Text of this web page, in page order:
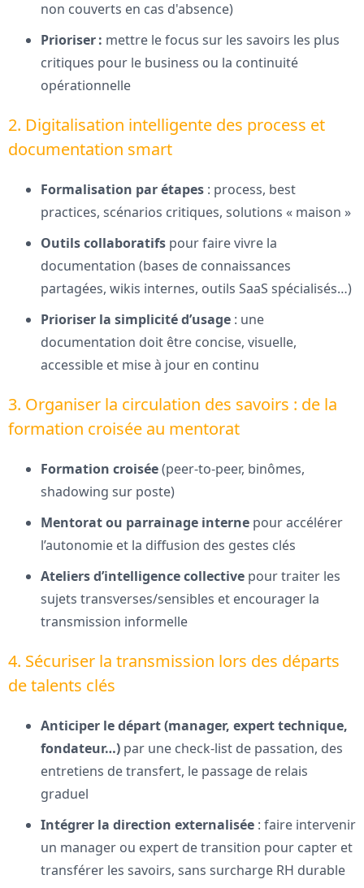
non couverts en cas d'absence)
Prioriser : mettre le focus sur les savoirs les plus
critiques pour le business ou la continuité
opérationnelle
2. Digitalisation intelligente des process et
documentation smart
Formalisation par étapes : process, best
practices, scénarios critiques, solutions « maison »
Outils collaboratifs pour faire vivre la
documentation (bases de connaissances
partagées, wikis internes, outils SaaS spécialisés…)
Prioriser la simplicité d’usage : une
documentation doit être concise, visuelle,
accessible et mise à jour en continu
3. Organiser la circulation des savoirs : de la
formation croisée au mentorat
Formation croisée(peer-to-peer, binômes,
shadowing sur poste)
Mentorat ou parrainage interne pour accélérer
l’autonomie et la diffusion des gestes clés
Ateliers d’intelligence collective pour traiter les
sujets transverses/sensibles et encourager la
transmission informelle
4. Sécuriser la transmission lors des départs
de talents clés
Anticiper le départ (manager, expert technique,
fondateur…) par une check-list de passation, des
entretiens de transfert, le passage de relais
graduel
Intégrer la direction externalisée : faire intervenir
un manager ou expert de transition pour capter et
transférer les savoirs, sans surcharge RH durable